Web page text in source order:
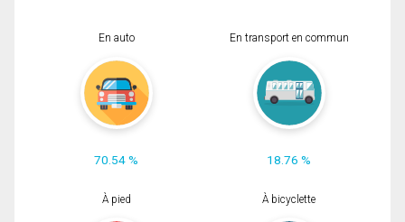
En auto
70.54 %
En transport en commun
18.76 %
À pied À bicyclette